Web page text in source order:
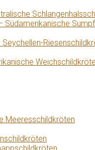
Südamerikanische
Meeresschildkröten